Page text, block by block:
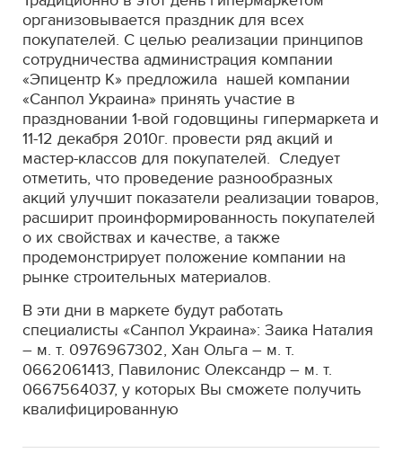
организовывается праздник для всех
покупателей. С целью реализации принципов
сотрудничества администрация компании
«Эпицентр К» предложила нашей компании
«Санпол Украина» принять участие в
праздновании 1-вой годовщины гипермаркета и
11-12 декабря 2010г. провести ряд акций и
мастер-классов для покупателей. Следует
отметить, что проведение разнообразных
акций улучшит показатели реализации товаров,
расширит проинформированность покупателей
о их свойствах и качестве, а также
продемонстрирует положение компании на
рынке строительных материалов.
В эти дни в маркете будут работать
специалисты «Санпол Украина»: Заика Наталия
– м. т. 0976967302, Хан Ольга – м. т.
0662061413, Павилонис Олександр – м. т.
0667564037, у которых Вы сможете получить
квалифицированную